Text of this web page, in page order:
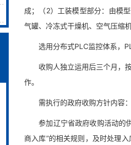
成；（2）工装模型部分：由模
气罐、冷冻式干燥机、空气压缩
选用分布式PLC监控体系，
收购人独立运用后三个月，按
作。
需执行的政府收购方针内容：
参加辽宁省政府收购活动的供
商入库”的相关规则，及时处理